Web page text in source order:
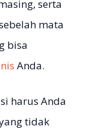
serta
mata
bisa
Anda.
harus Anda
tidak